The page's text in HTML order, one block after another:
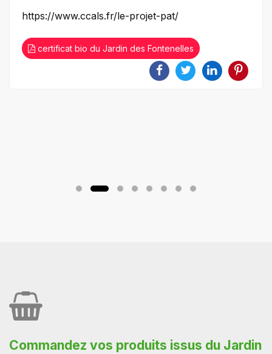
https://www.ccals.fr/le-projet-pat/
certificat bio du Jardin des Fontenelles
Commandez vos produits issus du Jardin